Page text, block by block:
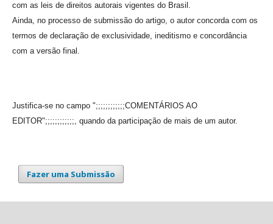
com as leis de direitos autorais vigentes do Brasil.
Ainda, no processo de submissão do artigo, o autor concorda com os
termos de declaração de exclusividade, ineditismo e concordância
com a versão final.
Justifica-se no campo ";;;;;;;;;;;;COMENTÁRIOS AO
EDITOR";;;;;;;;;;;;, quando da participação de mais de um autor.
Fazer uma Submissão